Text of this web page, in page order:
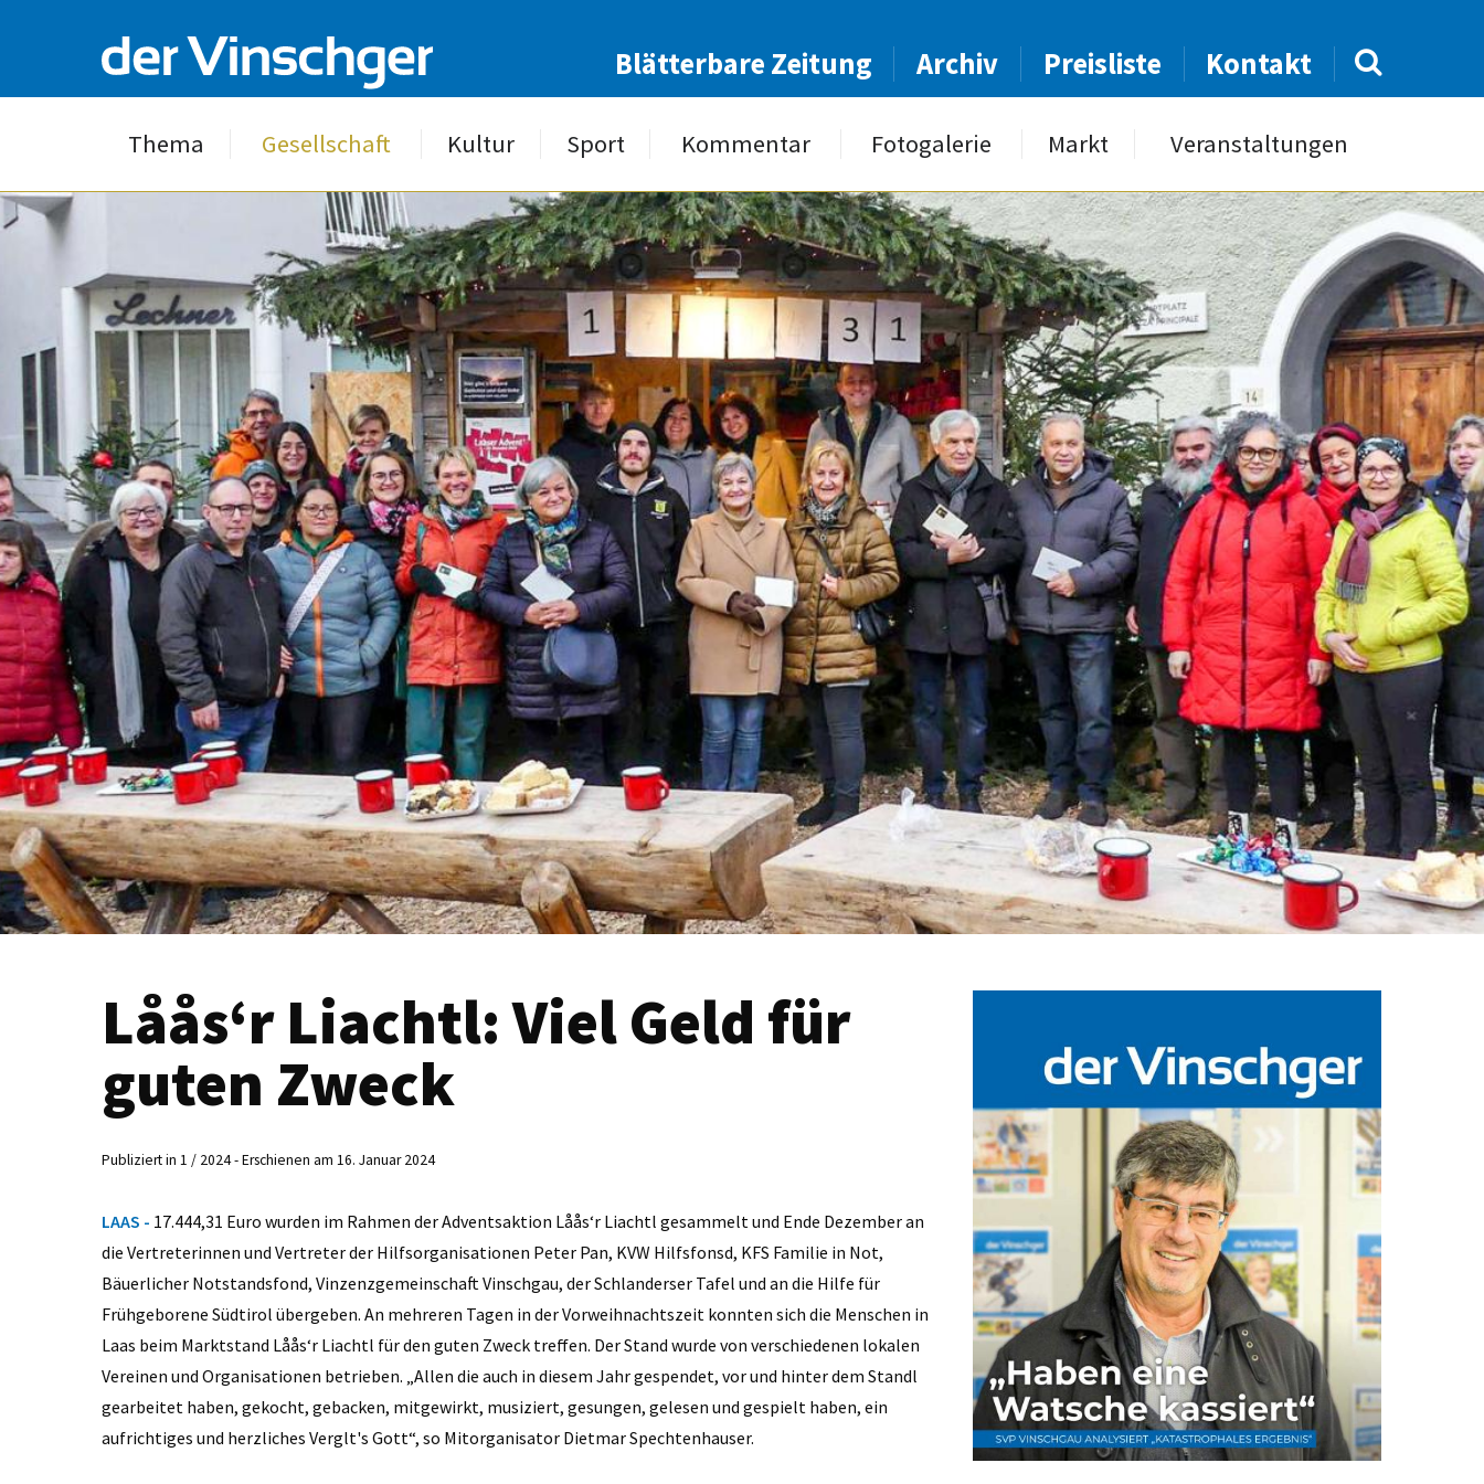
Blätterbare Zeitung Archiv Preisliste Kontakt
Thema Gesellschaft Kultur Sport Kommentar Fotogalerie Markt Veranstaltungen
Låås‘r Liachtl: Viel Geld für
guten Zweck
Publiziert in 1 / 2024 - Erschienen am 16. Januar 2024
LAAS - 17.444,31 Euro wurden im Rahmen der Adventsaktion Låås‘r Liachtl gesammelt und Ende Dezember an
die Vertreterinnen und Vertreter der Hilfsorganisationen Peter Pan, KVW Hilfsfonsd, KFS Familie in Not,
Bäuerlicher Notstandsfond, Vinzenzgemeinschaft Vinschgau, der Schlanderser Tafel und an die Hilfe für
Frühgeborene Südtirol übergeben. An mehreren Tagen in der Vorweihnachtszeit konnten sich die Menschen in
Laas beim Marktstand Låås‘r Liachtl für den guten Zweck treffen. Der Stand wurde von verschiedenen lokalen
Vereinen und Organisationen betrieben. „Allen die auch in diesem Jahr gespendet, vor und hinter dem Standl
gearbeitet haben, gekocht, gebacken, mitgewirkt, musiziert, gesungen, gelesen und gespielt haben, ein
aufrichtiges und herzliches Verglt's Gott“, so Mitorganisator Dietmar Spechtenhauser.